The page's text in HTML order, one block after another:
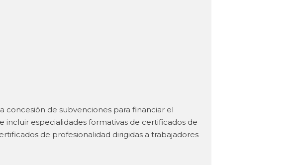
concesión de subvenciones para financiar el
especialidades formativas de certificados de
de profesionalidad dirigidas a trabajadores